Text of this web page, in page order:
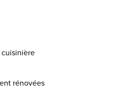
rénovées